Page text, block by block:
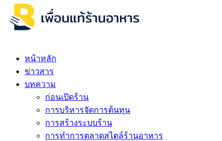
หน้าหลัก
ข่าวสาร
บทความ
ก่อนเปิดร้าน
การบริหารจัดการต้นทุน
การสร้างระบบร้าน
การทำการตลาดสไตล์ร้านอาหาร